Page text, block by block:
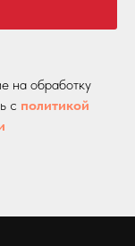
на обработку
c политикой